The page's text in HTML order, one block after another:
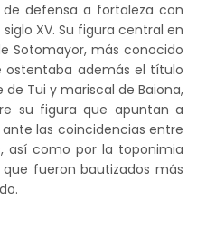
defensa a fortaleza con
XV. Su figura central en
Sotomayor, más conocido
ostentaba además el título
Tui y mariscal de Baiona,
su figura que apuntan a
las coincidencias entre
así como por la toponimia
fueron bautizados más